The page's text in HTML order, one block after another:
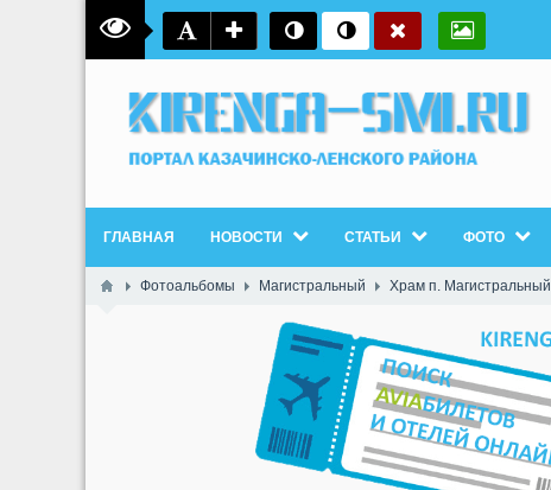
ГЛАВНАЯ НОВОСТИ СТАТЬИ ФОТО
Фотоальбомы Магистральный Храм п. Магистральный